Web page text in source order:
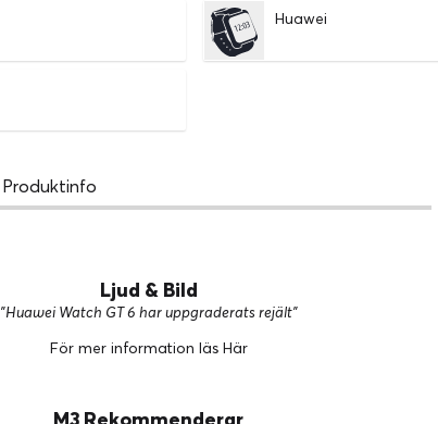
Huawei
Produktinfo
Ljud & Bild
"Huawei Watch GT 6 har uppgraderats rejält"
För mer information läs Här
M3 Rekommenderar